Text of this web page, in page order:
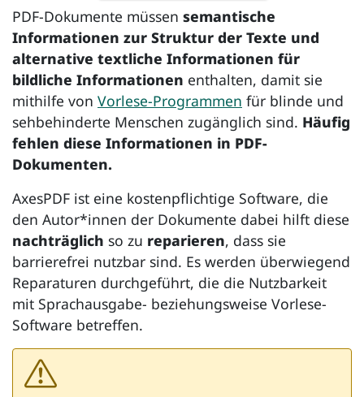
PDF-Dokumente müssen semantische
Informationen zur Struktur der Texte und
alternative textliche Informationen für
bildliche Informationen enthalten, damit sie
mithilfe von Vorlese-Programmen für blinde und
sehbehinderte Menschen zugänglich sind. Häufig
fehlen diese Informationen in PDF-
Dokumenten.
AxesPDF ist eine kostenpflichtige Software, die
den Autor*innen der Dokumente dabei hilft diese
nachträglich so zu reparieren, dass sie
barrierefrei nutzbar sind. Es werden überwiegend
Reparaturen durchgeführt, die die Nutzbarkeit
mit Sprachausgabe- beziehungsweise Vorlese-
Software betreffen.